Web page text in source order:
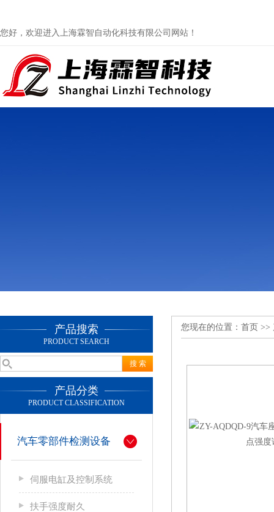
您好，欢迎进入上海霖智自动化科技有限公司网站！
产品搜索
PRODUCT SEARCH
产品分类
PRODUCT CLASSIFICATION
汽车零部件检测设备
伺服电缸及控制系统
扶手强度耐久
您现在的位置： 首页 >>